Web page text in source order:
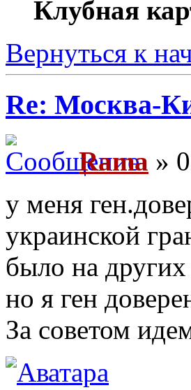
Клубная
Вернуться к
Re: Москва-
Rama »
у меня
украинской
было на
но я ген
За советом